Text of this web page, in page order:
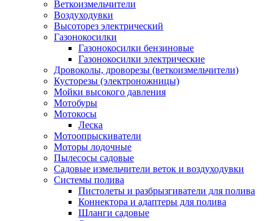
Веткоизмельчители
Воздуходувки
Высоторез электрический
Газонокосилки
Газонокосилки бензиновые
Газонокосилки электрические
Дровоколы, дроворезы (веткоизмельчители)
Кусторезы (электроножницы)
Мойки высокого давления
Мотобуры
Мотокосы
Леска
Мотоопрыскиватели
Моторы лодочные
Пылесосы садовые
Садовые измельчители веток и воздуходувки
Системы полива
Пистолеты и разбрызгиватели для полива
Коннектора и адаптеры для полива
Шланги садовые